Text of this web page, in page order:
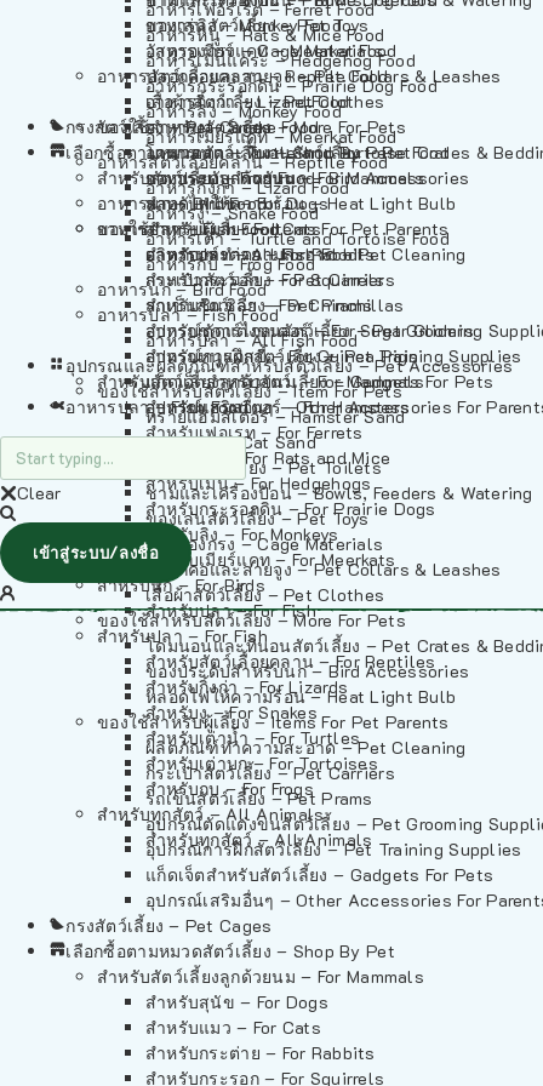
อาหารเฟอร์เร็ต – Ferret Food
อาหารหนู – Rats & Mice Food
อาหารเม่นแคระ – Hedgehog Food
อาหารกระรอกดิน – Prairie Dog Food
อาหารลิง – Monkey Food
อาหารเมียร์แคท – Meerkat Food
อาหารสัตว์เลี้อยคลาน – Reptile Food
อาหารกิ้งก่า – Lizard Food
อาหารงู – Snake Food
อาหารเต่า – Turtle and Tortoise Food
อาหารกบ – Frog Food
อาหารนก – Bird Food
อาหารปลา – Fish Food
อาหารปลา – All Fish Food
อุปกรณและผลิตภัณฑ์สำหรับสัตว์เลี้ยง – Pet Accessories
ของใช้สำหรับสัตว์เลี้ยง – Item For Pets
ทรายแฮมสเตอร์ – Hamster Sand
ทรายแมว – Cat Sand
ห้องน้ำสัตว์เลี้ยง – Pet Toilets
ชามและเครื่องป้อน – Bowls, Feeders & Watering
ของเล่นสัตว์เลี้ยง – Pet Toys
วัสดุรองกรง – Cage Materials
ปลอกคอและสายจูง – Pet Collars & Leashes
เสื้อผ้าสัตว์เลี้ยง – Pet Clothes
ของใช้สำหรับสัตว์เลี้ยง – More For Pets
โดมนอนและที่นอนสัตว์เลี้ยง – Pet Crates &
ของประดับสำหรับนก – Bird Accessories
หลอดไฟให้ความร้อน – Heat Light Bulb
ของใช้สำหรับผู้เลี้ยง – Items For Pet Parents
ผลิตภัณฑ์ทำความสะอาด – Pet Cleaning
กระเป๋าสัตว์เลี้ยง – Pet Carriers
รถเข็นสัตว์เลี้ยง – Pet Prams
อุปกรณ์ตัดแต่งขนสัตว์เลี้ยง – Pet Grooming
อุปกรณ์การฝึกสัตว์เลี้ยง – Pet Training Supplies
แก็ดเจ็ตสำหรับสัตว์เลี้ยง – Gadgets For Pets
อุปกรณ์เสริมอื่นๆ – Other Accessories For
กรงสัตว์เลี้ยง – Pet Cages
เลือกซื้อตามหมวดสัตว์เลี้ยง – Shop By Pet
สำหรับสัตว์เลี้ยงลูกด้วยนม – For Mammals
สำหรับสุนัข – For Dogs
สำหรับแมว – For Cats
สำหรับกระต่าย – For Rabbits
สำหรับกระรอก – For Squirrels
อาหารลิง – Monkey Food
อาหารเมียร์แคท – Meerkat Food
อาหารสัตว์เลี้อยคลาน – Reptile Food
อาหารกิ้งก่า – Lizard Food
อาหารงู – Snake Food
อาหารเต่า – Turtle and Tortoise Food
อาหารกบ – Frog Food
อาหารนก – Bird Food
อาหารปลา – Fish Food
อาหารปลา – All Fish Food
ของเล่นสัตว์เลี้ยง – Pet Toys
วัสดุรองกรง – Cage Materials
ปลอกคอและสายจูง – Pet Collars & Leashes
เสื้อผ้าสัตว์เลี้ยง – Pet Clothes
ของใช้สำหรับสัตว์เลี้ยง – More For Pets
โดมนอนและที่นอนสัตว์เลี้ยง – Pet Crates &
ของประดับสำหรับนก – Bird Accessories
หลอดไฟให้ความร้อน – Heat Light Bulb
ของใช้สำหรับผู้เลี้ยง – Items For Pet Parents
ผลิตภัณฑ์ทำความสะอาด – Pet Cleaning
กระเป๋าสัตว์เลี้ยง – Pet Carriers
รถเข็นสัตว์เลี้ยง – Pet Prams
อุปกรณ์ตัดแต่งขนสัตว์เลี้ยง – Pet Grooming
อุปกรณ์การฝึกสัตว์เลี้ยง – Pet Training Supplies
แก็ดเจ็ตสำหรับสัตว์เลี้ยง – Gadgets For Pets
อุปกรณ์เสริมอื่นๆ – Other Accessories For
กรงสัตว์เลี้ยง – Pet Cages
เลือกซื้อตามหมวดสัตว์เลี้ยง – Shop By Pet
สำหรับสัตว์เลี้ยงลูกด้วยนม – For Mammals
สำหรับสุนัข – For Dogs
สำหรับแมว – For Cats
สำหรับกระต่าย – For Rabbits
สำหรับกระรอก – For Squirrels
สำหรับชินชิล่า – For Chinchillas
สำหรับชูการ์ไกลเดอร์ – For Sugar Gliders
สำหรับหนูแกสบี้ – For Guinea Pigs
สำหรับสัตว์เลี้ยงลูกด้วยนม – For Mammals
สำหรับแฮมสเตอร์ – For Hamsters
สำหรับเฟอเรท – For Ferrets
สำหรับหนู – For Rats and Mice
สำหรับเม่น – For Hedgehogs
สำหรับกระรอกดิน – For Prairie Dogs
สำหรับลิง – For Monkeys
สำหรับเมียร์แคท – For Meerkats
สำหรับนก – For Birds
สำหรับปลา – For Fish
สำหรับปลา – For Fish
สำหรับสัตว์เลื้อยคลาน – For Reptiles
สำหรับกิ้งก่า – For Lizards
สำหรับงู – For Snakes
สำหรับเต่าน้ำ – For Turtles
สำหรับเต่าบก – For Tortoises
สำหรับกบ – For Frogs
สำหรับทุกสัตว์ – All Animals
สำหรับทุกสัตว์ – All Animals
อาหารปลา – Fish Food
Clear
เข้าสู่ระบบ/ลงชื่อ